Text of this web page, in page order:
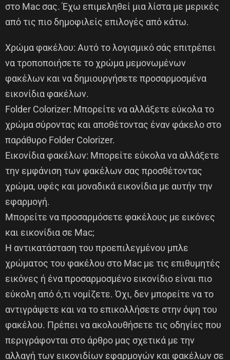
στο Mac σας. Έχω επιμεληθεί μια λίστα με μερικές
από τις πιο δημοφιλείς επιλογές από κάτω.
Χρώμα φακέλου: Αυτό το λογισμικό σάς επιτρέπει
να τροποποιήσετε το χρώμα μεμονωμένων
φακέλων και να δημιουργήσετε προσαρμοσμένα
εικονίδια φακέλων.
Folder Colorizer: Μπορείτε να αλλάξετε εύκολα το
χρώμα σύροντας και αποθέτοντας έναν φάκελο στο
παράθυρο Folder Colorizer.
Εικονίδια φακέλων: Μπορείτε εύκολα να αλλάξετε
την εμφάνιση των φακέλων σας προσθέτοντας
χρώμα, υφές και μοναδικά εικονίδια με αυτήν την
εφαρμογή.
Μπορείτε να προσαρμόσετε φακέλους με εικόνες
και εικονίδια σε Mac;
Η αντικατάσταση του προεπιλεγμένου μπλε
χρώματος του φακέλου στο Mac με τις επιθυμητές
εικόνες ή ένα προσαρμοσμένο εικονίδιο είναι πιο
εύκολη από ό,τι νομίζετε. Όχι, δεν μπορείτε να το
αντιγράψετε και να το επικολλήσετε στην όψη του
φακέλου. Πρέπει να ακολουθήσετε τις οδηγίες που
περιγράφονται στο άρθρο μας σχετικά με την
αλλαγή των εικονιδίων εφαρμογών και φακέλων σε